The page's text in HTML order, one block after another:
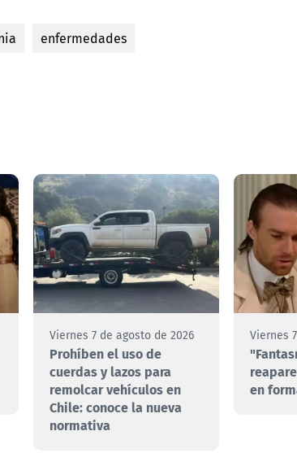
enfermedades
Viernes 7 de agosto de 2026
Prohíben el uso de
cuerdas y lazos para
remolcar vehículos en
Chile: conoce la nueva
normativa
Viernes
en